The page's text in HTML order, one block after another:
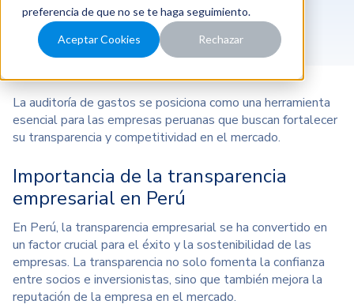
preferencia de que no se te haga seguimiento.
Aceptar Cookies Rechazar
La auditoría de gastos se posiciona como una herramienta
esencial para las empresas peruanas que buscan fortalecer
su transparencia y competitividad en el mercado.
Importancia de la transparencia
empresarial en Perú
En Perú, la transparencia empresarial se ha convertido en
un factor crucial para el éxito y la sostenibilidad de las
empresas. La transparencia no solo fomenta la confianza
entre socios e inversionistas, sino que también mejora la
reputación de la empresa en el mercado.